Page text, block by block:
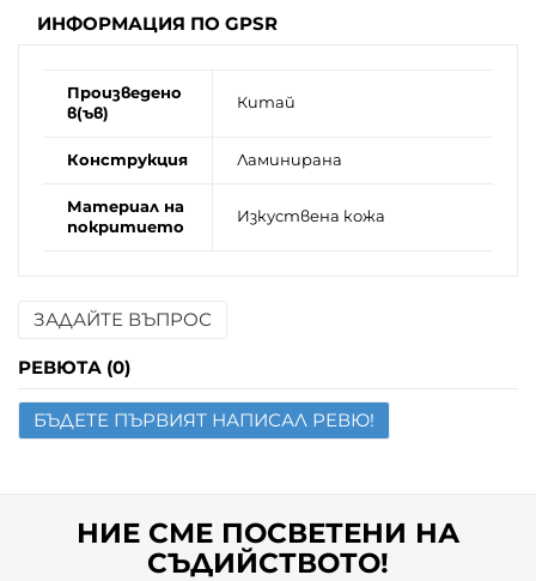
ИНФОРМАЦИЯ ПО GPSR
Произведено
в(ъв)
Китай
Конструкция Ламинирана
Материал на
покритието
Изкуствена кожа
ЗАДАЙТЕ ВЪПРОС
Име
Имейл
РЕВЮТА (0)
БЪДЕТЕ ПЪРВИЯТ НАПИСАЛ РЕВЮ!
НИЕ СМЕ ПОСВЕТЕНИ НА
СЪДИЙСТВОТО!